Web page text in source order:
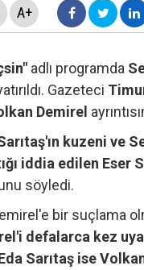
A+
adlı programda
Gazeteci
Demirel
kuzeni ve
iddia edilen Eser
söyledi.
bir suçlama
defalarca kez
Sarıtaş ise